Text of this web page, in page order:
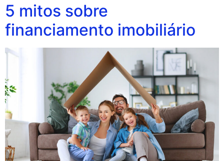
5 mitos sobre
financiamento imobiliário